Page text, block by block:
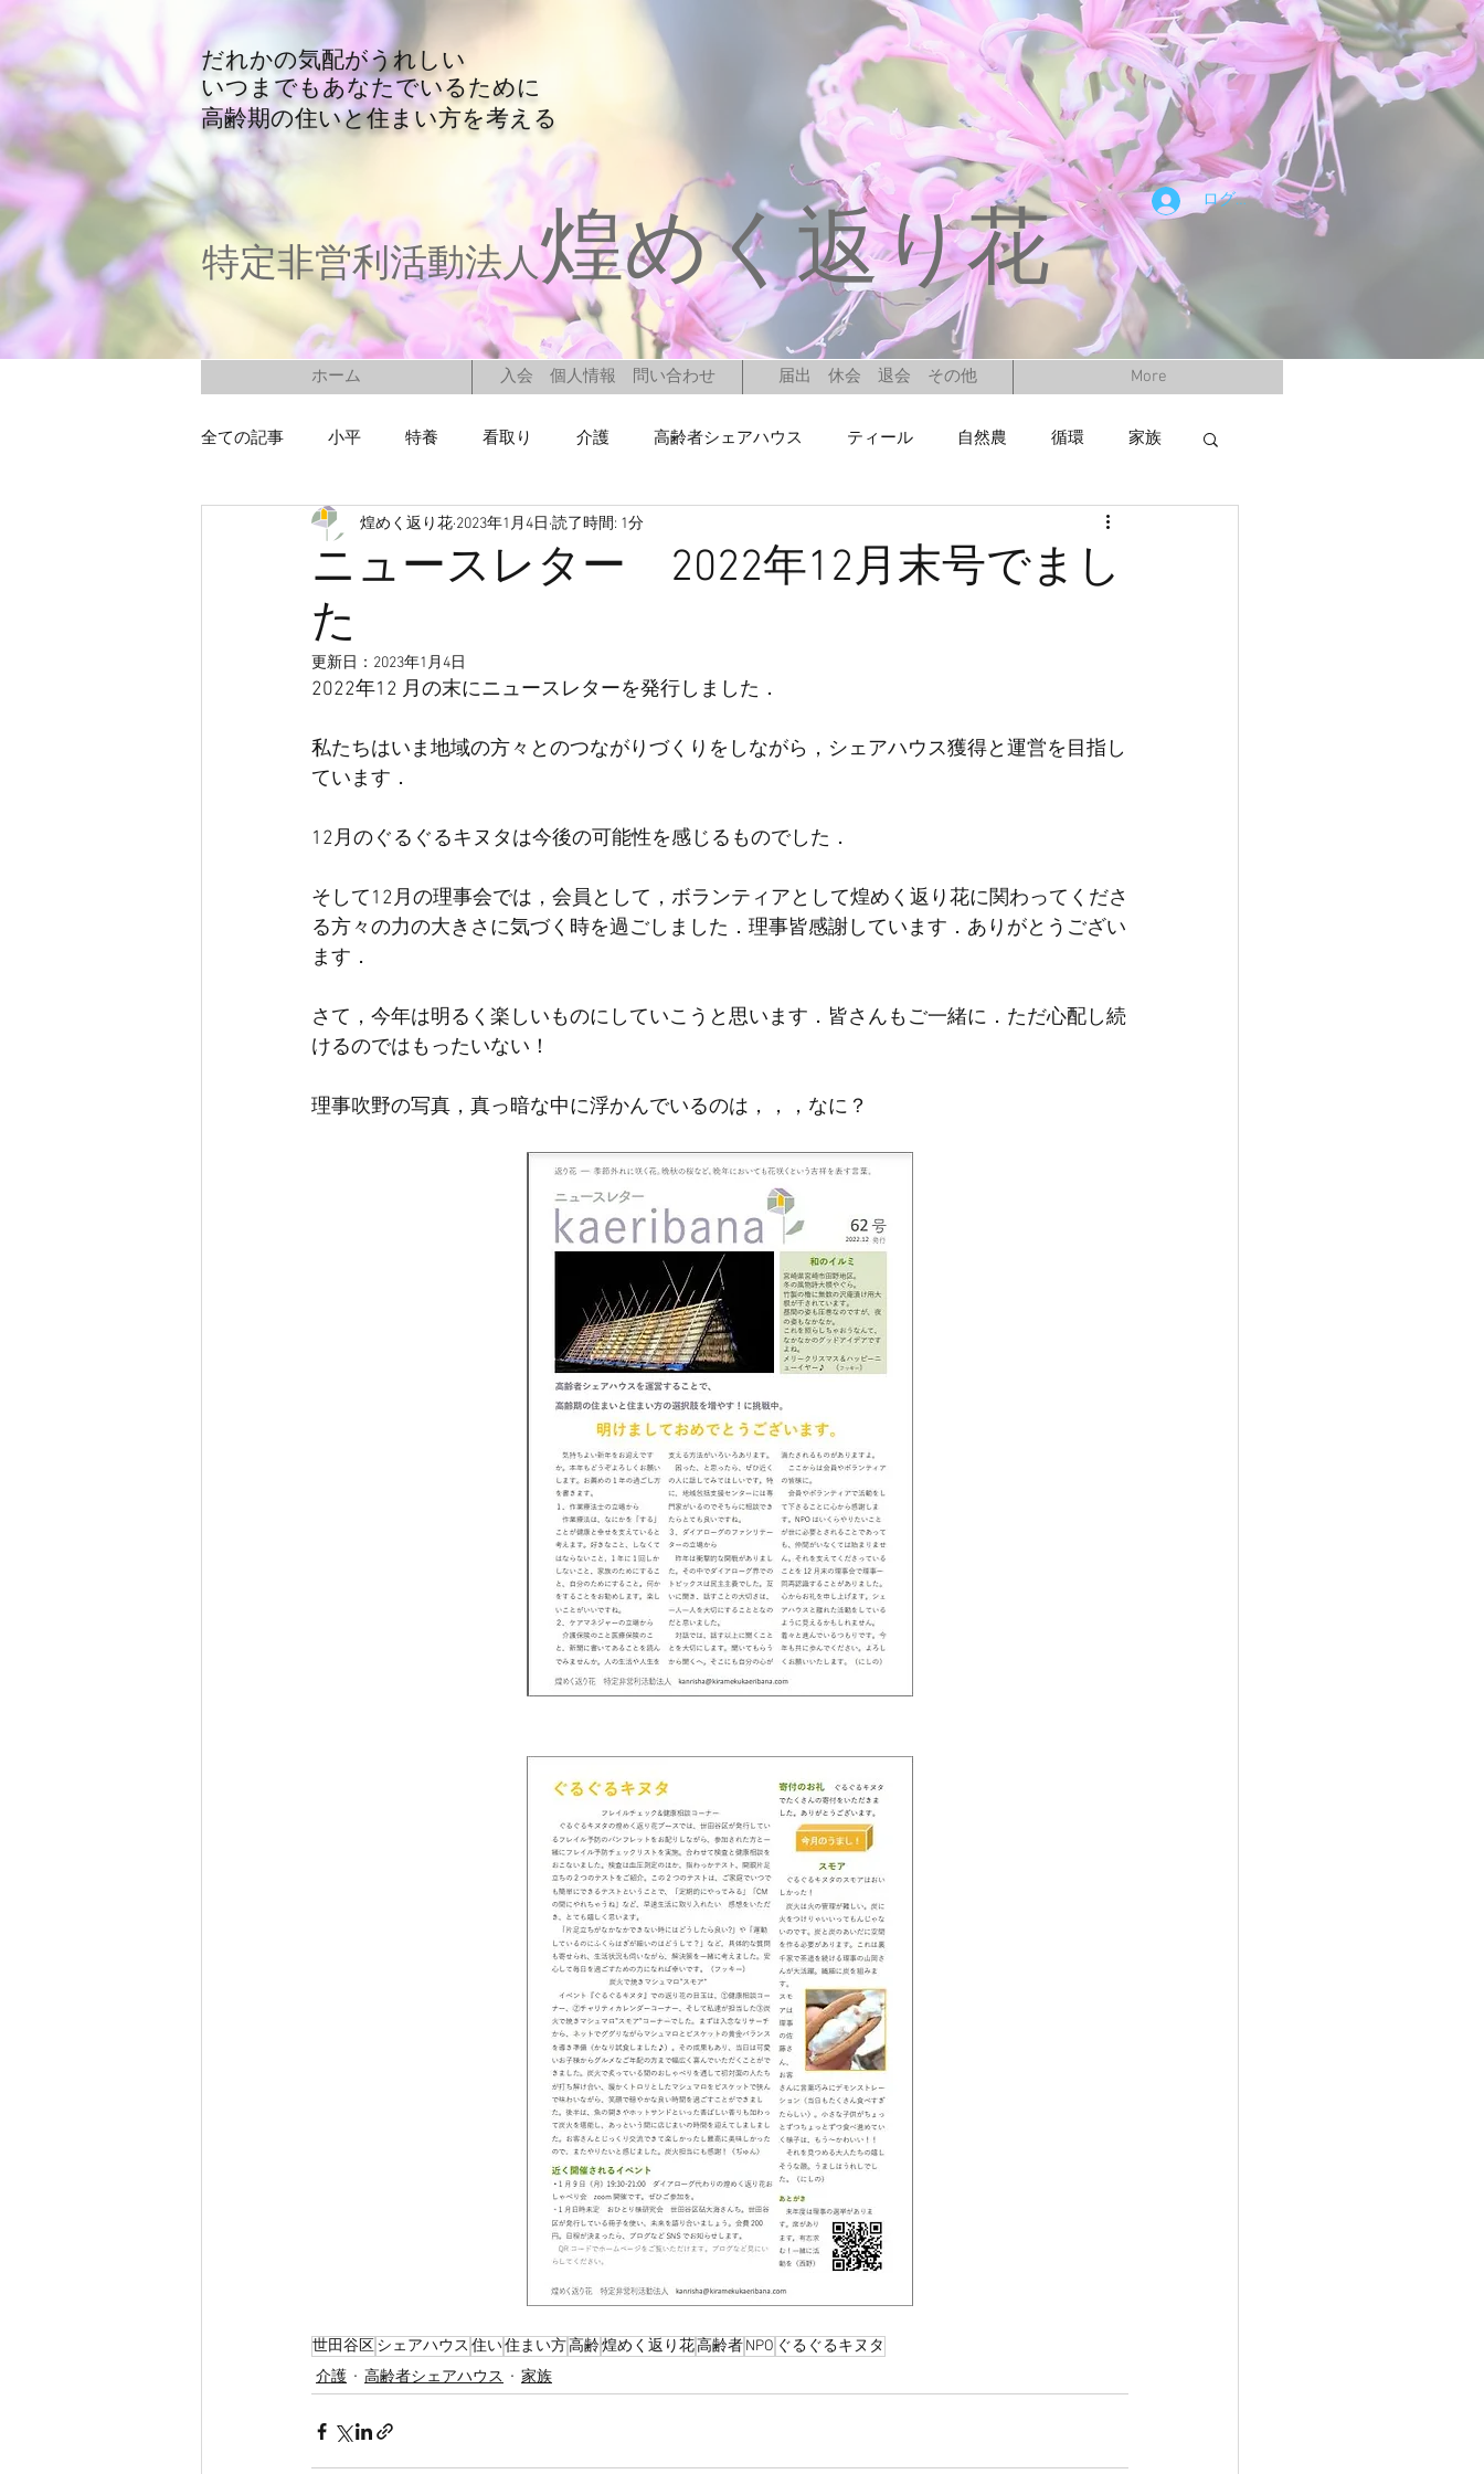
​だれかの気配がうれしい
​いつまでもあなたでいるために
​高齢期の住いと住まい方を考える
特定非営利活動法人煌めく返り花
ログイン
ホーム 入会 個人情報 問い合わせ 届出 休会 退会 その他 More
全ての記事 小平 特養 看取り 介護 高齢者シェアハウス ティール 自然農 循環 家族
救急車 医療 高齢者 孤独死
サービス付き高齢者向け住宅 サ高住
ニュースレター 2022年12月末号でまし
た
煌めく返り花 2023年1月4日 読了時間: 1分
更新日： 2023年1月4日
2022年12 月の末にニュースレターを発行しました．
私たちはいま地域の方々とのつながりづくりをしながら，シェアハウス獲得と運営を目指し
ています．
12月のぐるぐるキヌタは今後の可能性を感じるものでした．
そして12月の理事会では，会員として，ボランティアとして煌めく返り花に関わってくださ
る方々の力の大きさに気づく時を過ごしました．理事皆感謝しています．ありがとうござい
ます．
さて，今年は明るく楽しいものにしていこうと思います．皆さんもご一緒に．ただ心配し続
けるのではもったいない！
理事吹野の写真，真っ暗な中に浮かんでいるのは，，，なに？
世田谷区シェアハウス 住い住まい方高齢煌めく返り花高齢者NPO ぐるぐるキヌタ
介護
高齢者シェアハウス 家族